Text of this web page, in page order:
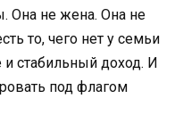
Она не жена. Она не
то, чего нет у семьи
стабильный доход. И
под флагом